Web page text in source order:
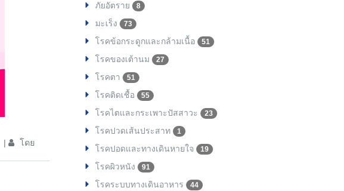
โดย
ภัยอัตราย 8
มะเร็ง 73
โรคข้อกระดูกและกล้ามเนื้อ 51
โรคของเต้านม 27
โรคตา 51
โรคติดเชื้อ 55
โรคไตและกระเพาะปัสสาวะ 23
โรคปวดเส้นประสาท 1
โรคปอดและทางเดินหายใจ 19
โรคผิวหนัง 91
โรคระบบทางเดินอาหาร 44